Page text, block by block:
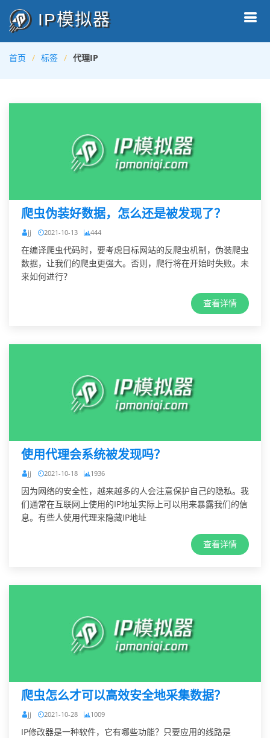
IP模拟器
首页 标签 代理IP
爬虫伪装好数据，怎么还是被发现了？
jj 2021-10-13 444
在编译爬虫代码时，要考虑目标网站的反爬虫机制，伪装爬虫
数据，让我们的爬虫更强大。否则，爬行将在开始时失败。未
来如何进行？
查看详情
使用代理会系统被发现吗？
jj 2021-10-18 1936
因为网络的安全性，越来越多的人会注意保护自己的隐私。我
们通常在互联网上使用的IP地址实际上可以用来暴露我们的信
息。有些人使用代理来隐藏IP地址
查看详情
爬虫怎么才可以高效安全地采集数据？
jj 2021-10-28 1009
IP修改器是一种软件，它有哪些功能？只要应用的线路是